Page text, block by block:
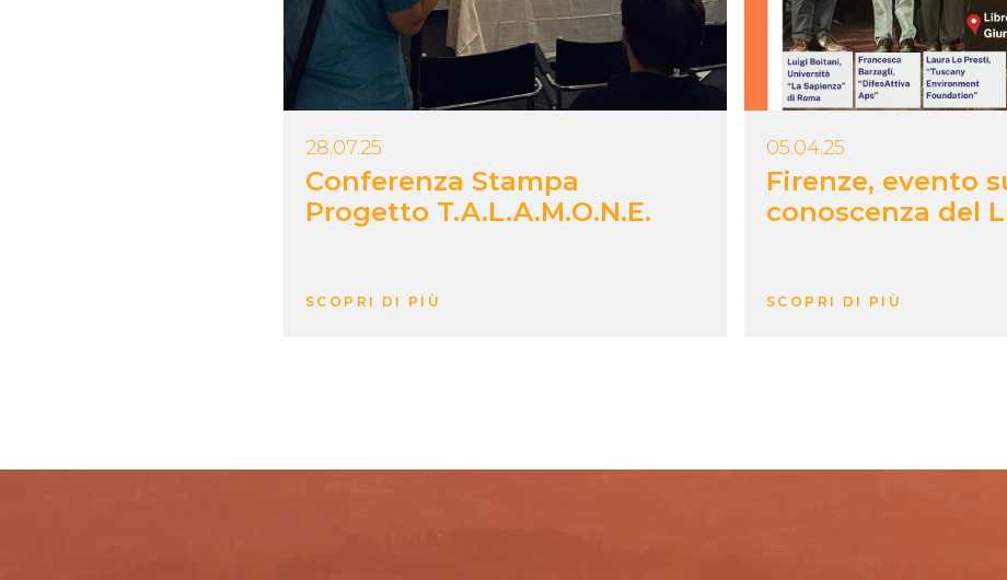
Conferenza Stampa
Progetto T.A.L.A.M.O.N.E.
28.07.25
SCOPRI DI PIÙ
Firenze, evento
conoscenza del
05.04.25
SCOPRI DI PIÙ